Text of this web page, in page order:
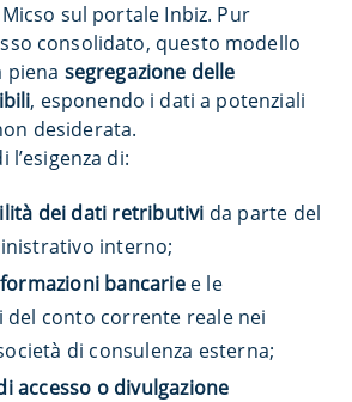
sul portale Inbiz. Pur
consolidato, questo modello
piena segregazione delle
, esponendo i dati a potenziali
desiderata.
l’esigenza di:
dei dati retributivi da parte del
interno;
bancariee le
del conto corrente reale nei
di consulenza esterna;
accesso o divulgazione